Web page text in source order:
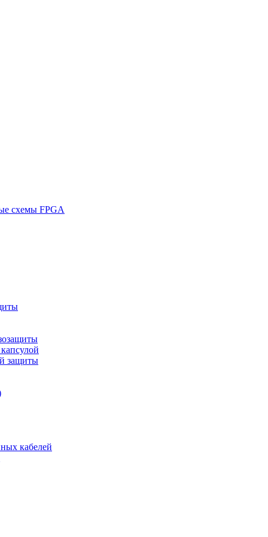
схемы FPGA
защиты
кабелей